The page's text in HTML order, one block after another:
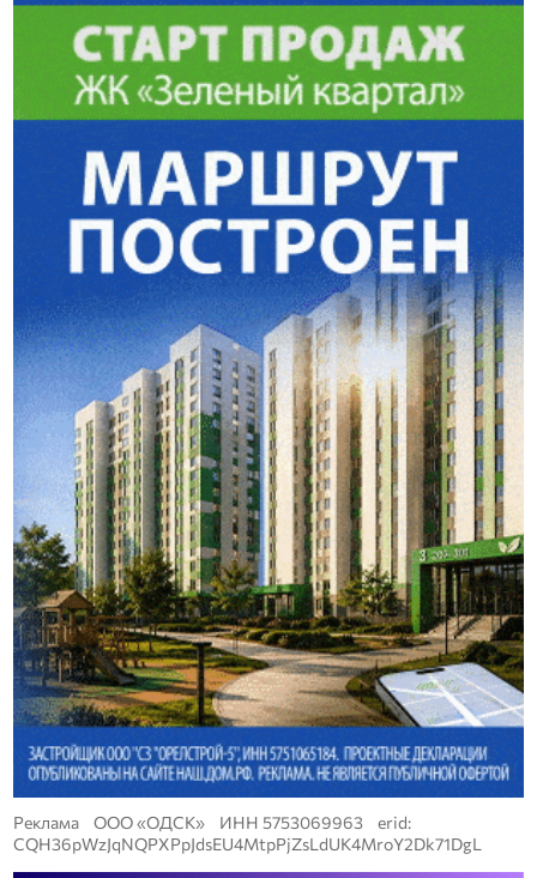
Реклама ООО «ОДСК» ИНН 5753069963 erid:
CQH36pWzJqNQPXPpJdsEU4MtpPjZsLdUK4MroY2Dk71DgL